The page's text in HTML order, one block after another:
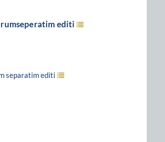
editi
separatim editi